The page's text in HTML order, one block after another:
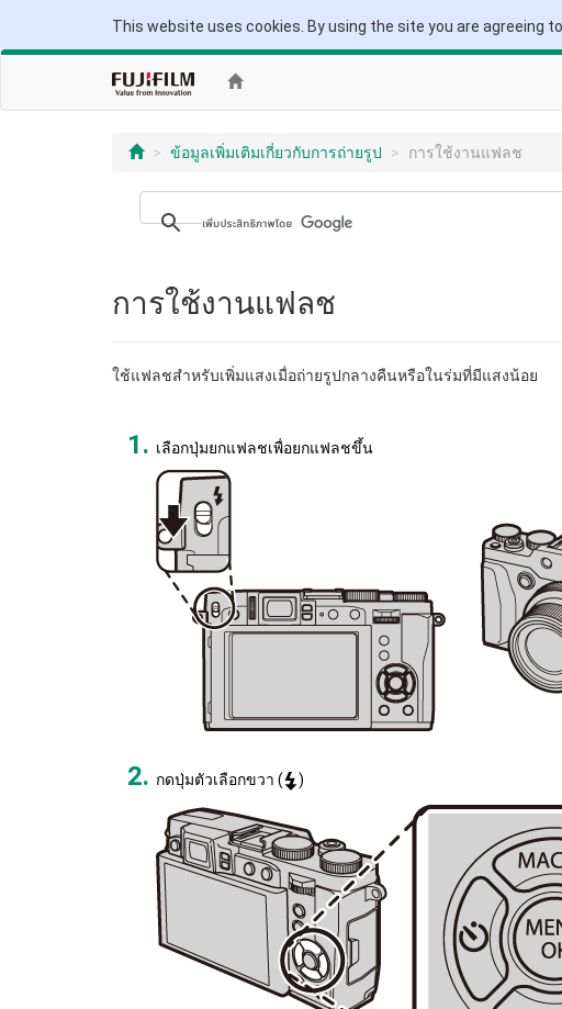
This website uses cookies. By using the site you are agreeing
ข้อมูลเพิ่มเติมเกี่ยวกับการถ่ายรูป การใช้งานแฟลช
การใช้งานแฟลช
ใช้แฟลชสำหรับเพิ่มแสงเมื่อถ่ายรูปกลางคืนหรือในร่มที่มีแสงน้อย
เลือกปุ่มยกแฟลชเพื่อยกแฟลชขึ้น
กดปุ่มตัวเลือกขวา ( )